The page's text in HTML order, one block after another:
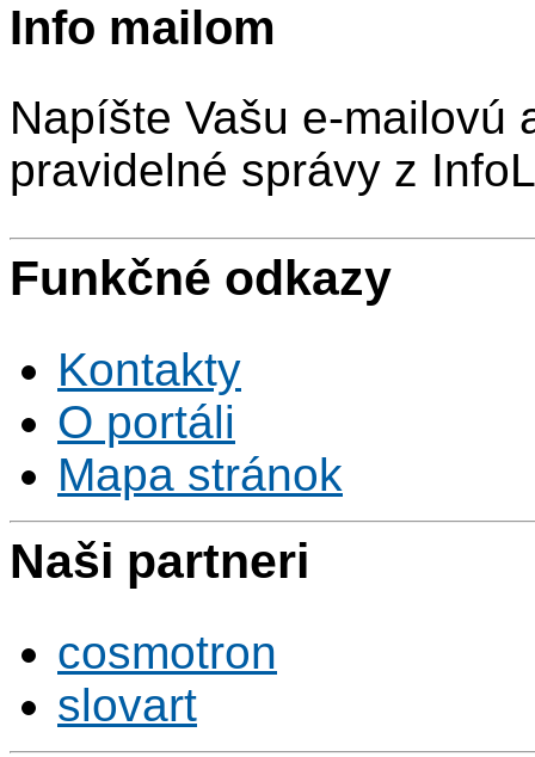
Info mailom
Napíšte Vašu e-mailovú
pravidelné správy z
Funkčné odkazy
Kontakty
O portáli
Mapa stránok
Naši partneri
cosmotron
slovart